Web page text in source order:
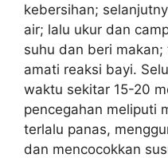
kebersihan;
air; lalu ukur dan
suhu dan beri
amati reaksi bayi.
waktu sekitar 15-20
pencegahan meliputi
terlalu panas,
dan mencocokkan